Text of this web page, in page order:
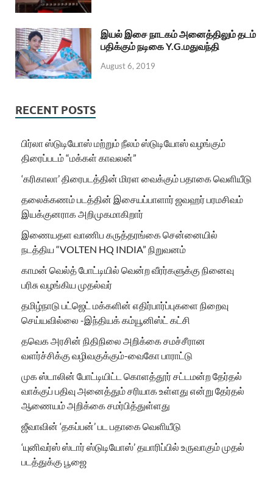
இயல் இசை நாடகம் அனைத்திலும் தடம்
பதிக்கும் நடிகை Y.G.மதுவந்தி
August 6, 2019
RECENT POSTS
பிர்லா ஸ்டுடியோஸ் மற்றும் நீலம் ஸ்டுடியோஸ் வழங்கும்
திரைப்படம் “மக்கள் காவலன்”
‘கரிகாலா’ திரைபடத்தின் மிரள வைக்கும் பதாகை வெளியீடு
தலைக்கணம் படத்தின் இசையப்பாளார் ஜவஹர் பரமசிவம்
இயக்குனராக அறிமுகமாகிறார்
இணையதள வாணிப கருத்தரங்கை சென்னையில்
நடத்திய “VOLTEN HQ INDIA” நிறுவனம்
காமன் வெல்த் போட்டியில் வென்ற வீரர்களுக்கு நினைவு
பரிசு வழங்கிய முதல்வர்
தமிழ்நாடு பட்ஜெட் மக்களின் எதிர்பார்ப்புகளை நிறைவு
செய்யவில்லை -இந்தியக் கம்யூனிஸ்ட் கட்சி
தவெக அரசின் நிதிநிலை அறிக்கை சமச்சீரான
வளர்ச்சிக்கு வழிவகுக்கும்-வைகோ பாராட்டு
முக ஸ்டாலின் போட்டியிட்ட கொளத்தூர் சட்டமன்ற தேர்தல்
வாக்குப் பதிவு அனைத்தும் சரியாக உள்ளது என்று தேர்தல்
ஆணையம் அறிக்கை சமர்பித்துள்ளது
ஜீவாவின் ‘தகப்பன்’ பட பதாகை வெளியீடு
‘யுனிவர்ஸ் ஸ்டார் ஸ்டுடியோஸ்’ தயாரிப்பில் உருவாகும் முதல்
படத்துக்கு பூஜை